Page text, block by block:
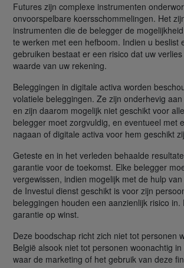
Futures zijn complexe instrumenten
onvoorspelbare koersschommelingen. Het
instrumenten die de belegger de
te werken met een hefboom. Indien u beslist
gebruiken bestaat er een risico dat uw
waarde van uw rekening.
Beleggingen in digitale activa worden
volatiele beleggingen. Ze zijn onderhevig
en zijn daarom mogelijk niet geschikt voor
belegger moet zorgvuldig, en eventueel met
nagaan of digitale activa voor hem geschikt
Geteste en in het verleden behaalde
garantie voor de toekomst. Elke belegger
vergewissen, indien mogelijk met de hulp
de Investui dienst geschikt is voor zijn
beleggingen houden een aanzienlijk risico in.
garantie op winst.
Deze boodschap richt zich niet tot personen
België alsook niet tot personen woonachtig
waar de marketing of het gebruik van deze